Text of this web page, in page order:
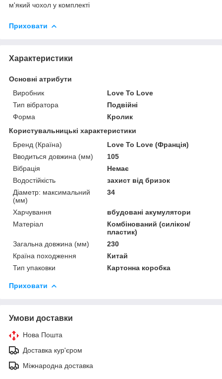
м'який чохол у комплекті
Приховати
Характеристики
Основні атрибути
Виробник
Love To Love
Тип вібратора
Подвійні
Форма
Кролик
Користувальницькі характеристики
Бренд (Країна)
Love To Love (Франція)
Вводиться довжина (мм)
105
Вібрація
Немає
Водостійкість
захист від бризок
Діаметр: максимальний
(мм)
34
Харчування
вбудовані акумулятори
Матеріал
Комбінований (силікон/
пластик)
Загальна довжина (мм)
230
Країна походження
Китай
Тип упаковки
Картонна коробка
Приховати
Умови доставки
Нова Пошта
Доставка кур'єром
Міжнародна доставка